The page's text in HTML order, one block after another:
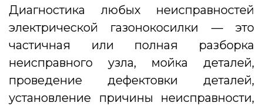
Диагностика любых неисправностей
электрической газонокосилки — это
частичная или полная разборка
неисправного узла, мойка деталей,
проведение дефектовки деталей,
установление причины неисправности,